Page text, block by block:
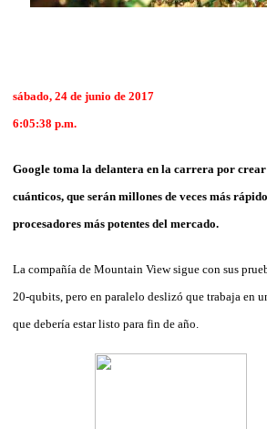
sábado, 24 de junio de 2017
6:05:38 p.m.
Google toma la delantera en la carrera por
cuánticos, que serán millones de veces más
procesadores más potentes del mercado.
La compañía de Mountain View sigue con sus
20-qubits, pero en paralelo deslizó que trabaja en
que debería estar listo para fin de año.